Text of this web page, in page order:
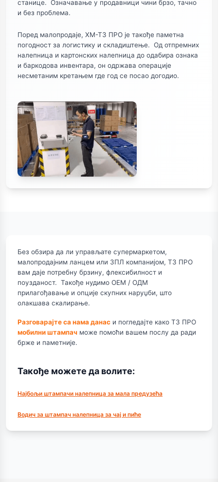
станице. Означавање у продавници чини брзо, тачно
и без проблема.
Поред малопродаје, ХМ-Т3 ПРО је такође паметна
погодност за логистику и складиштење. Од отпремних
налепница и картонских налепница до одабира ознака
и баркодова инвентара, он одржава операције
несметаним кретањем где год се посао догодио.
Без обзира да ли управљате супермаркетом,
малопродајним ланцем или 3ПЛ компанијом, Т3 ПРО
вам даје потребну брзину, флексибилност и
поузданост. Такође нудимо ОЕМ / ОДМ
прилагођавање и опције скупних наруџби, што
олакшава скалирање.
Разговарајте са нама данас и погледајте како Т3 ПРО
мобилни штампач може помоћи вашем послу да ради
брже и паметније.
Такође можете да волите:
Најбољи штампачи налепница за мала предузећа
Водич за штампач налепница за чај и пиће